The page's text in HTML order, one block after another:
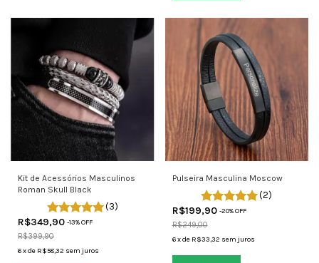
Kit de Acessórios Masculinos
Roman Skull Black
(3)
R$349,90 -13% OFF
R$399,90
6xde R$58,32 sem juros
Pulseira Masculina Moscow
(2)
R$199,90 -20% OFF
R$249,00
6 xde R$33,32 sem juros